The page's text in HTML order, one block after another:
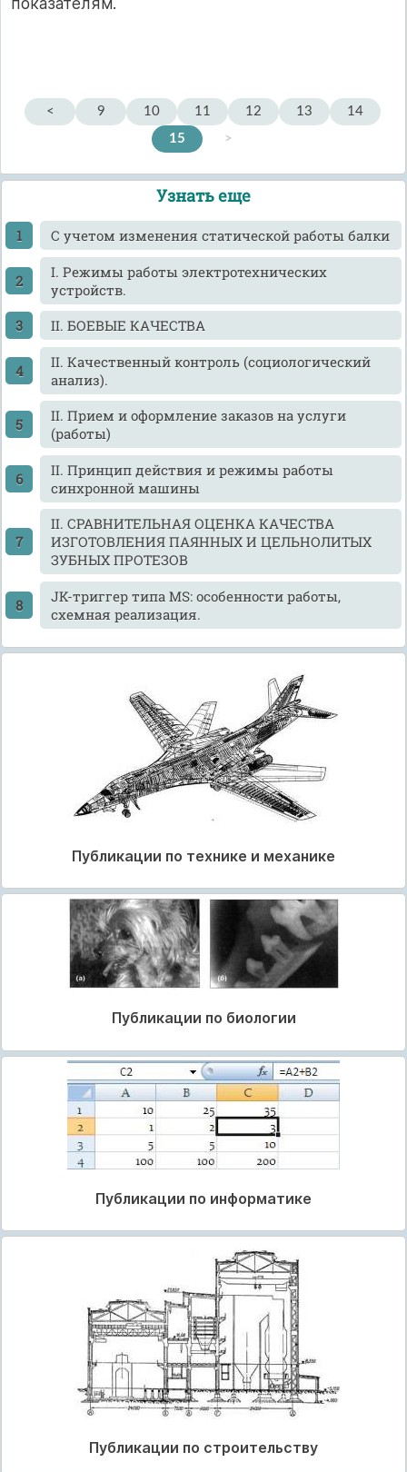
< 9 10 11 12 13
14
15
>
Узнать еще
C учетом изменения статической работы балки
I. Режимы работы электротехнических
устройств.
II. БОЕВЫЕ КАЧЕСТВА
II. Качественный контроль (социологический
анализ).
II. Прием и оформление заказов на услуги
(работы)
II. Принцип действия и режимы работы
синхронной машины
II. СРАВНИТЕЛЬНАЯ ОЦЕНКА КАЧЕСТВА
ИЗГОТОВЛЕНИЯ ПАЯННЫХ И ЦЕЛЬНОЛИТЫХ
ЗУБНЫХ ПРОТЕЗОВ
JK-тpиггеp типа MS: особенности работы,
схемная реализация.
Публикации по технике и механике
Публикации по биологии
Публикации по информатике
Публикации по строительству